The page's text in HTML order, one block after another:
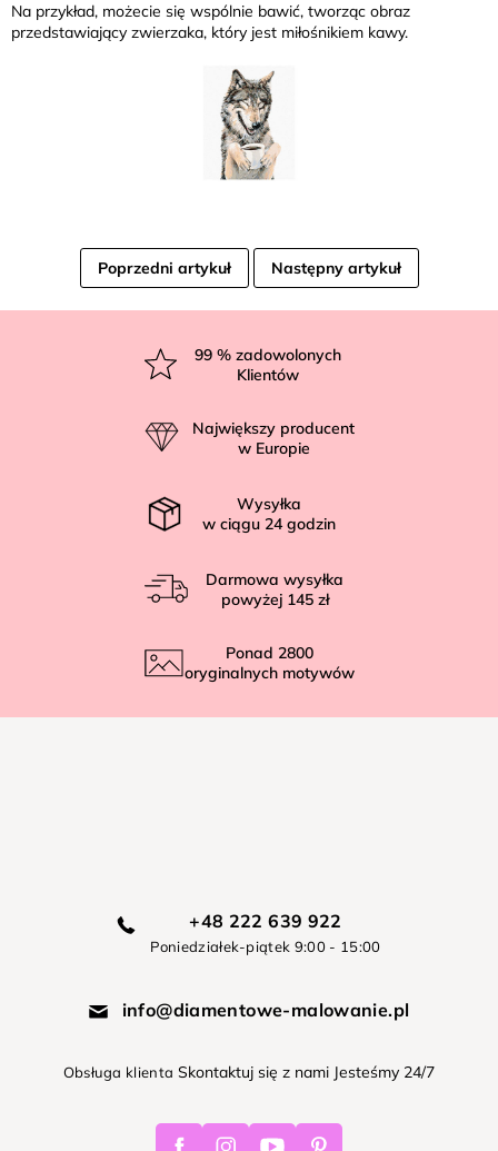
Na przykład, możecie się wspólnie bawić, tworząc obraz
przedstawiający zwierzaka, który jest miłośnikiem kawy.
Poprzedni artykuł Następny artykuł
99 % zadowolonych
Klientów
Największy producent
w Europie
Wysyłka
w ciągu 24 godzin
Darmowa wysyłka
powyżej 145 zł
Ponad 2800
oryginalnych motywów
+48 222 639 922
Poniedziałek-piątek 9:00 - 15:00
info@diamentowe-malowanie.pl
Obsługa klienta Skontaktuj się z nami Jesteśmy 24/7
FacebookInstagramYoutube Pinterest